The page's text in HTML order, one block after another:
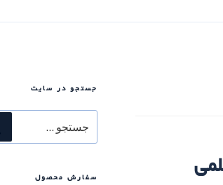
جستجو در سایت
برای
سفارش محصول